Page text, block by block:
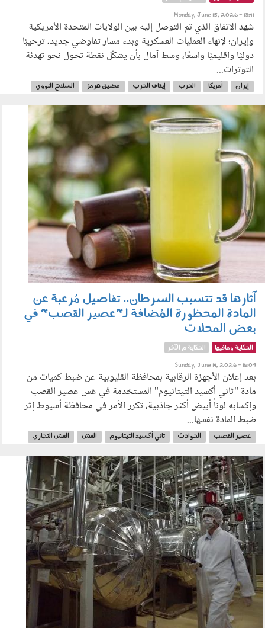
Monday, June 15, 2026 - 13:41
شهد الاتفاق الذي تم التوصل إليه بين الولايات المتحدة الأمريكية
وإيران؛ لإنهاء العمليات العسكرية وبدء مسار تفاوضي جديد، ترحيبًا
دوليًا وإقليميًا واسعًا، وسط آمال بأن يشكّل نقطة تحول نحو تهدئة
التوترات...
إيران أمريكا الحرب إيقاف الحرب مضيق هرمز
السلاح النووي
140602.jpg
آثارها قد تتسبب السرطان.. تفاصيل مُرعبة عن
المادة المحظورة المُضافة لـ"عصير القصب" في
بعض المحلات
الحكاية ومافيها الحكاية م الآخر
Sunday, June 14, 2026 - 16:09
بعد إعلان الأجهزة الرقابية بمحافظة القليوبية عن ضبط كميات من
مادة "ثاني أكسيد التيتانيوم" المستخدمة في غش عصير القصب
وإكسابه لوناً أبيض أكثر جاذبية، تكرر الأمر في محافظة أسيوط إثر
ضبط المادة نفسها...
عصير القصب الحوادث ثاني أكسيد التيتانيوم الغش
الغش التجاري
130601.jpg